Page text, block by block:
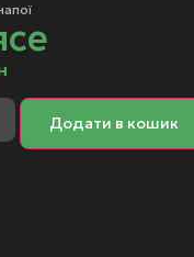
Додати в кошик